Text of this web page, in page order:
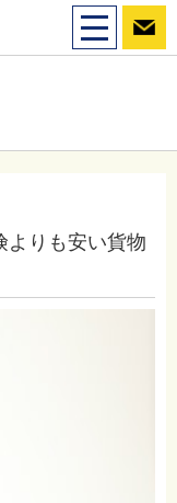
toggle
navigation
よりも安い貨物